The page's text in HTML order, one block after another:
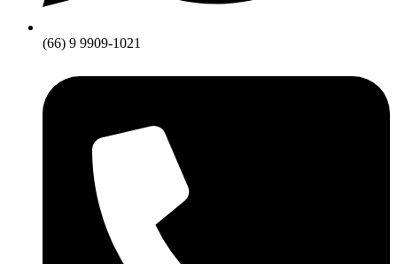
(66) 9 9909-1021